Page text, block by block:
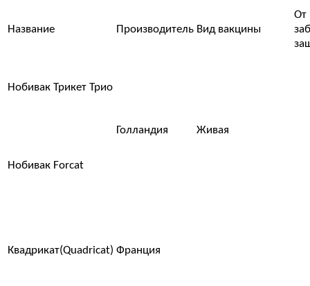
Название Производитель Вид вакцины
От
Нобивак Трикет Трио
Голландия Живая
Нобивак Forcat
Квадрикат(Quadricat) Франция